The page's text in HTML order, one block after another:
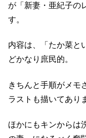
が「新妻・亜紀子の
す。
内容は、「たか菜と
どかなり庶民的。
きちんと手順がメモ
ラストも描いてあり
ほかにもキンからは